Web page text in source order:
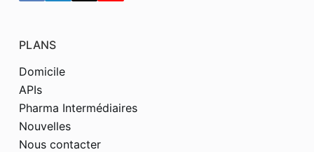
PLANS
Domicile
APIs
Pharma Intermédiaires
Nouvelles
Nous contacter